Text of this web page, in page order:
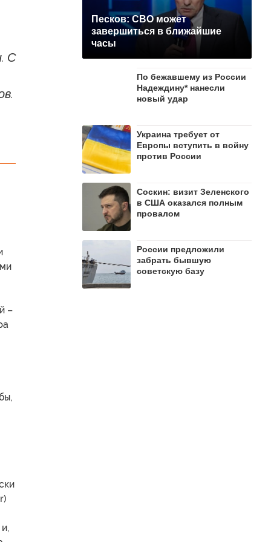
С
–
Песков: СВО может
завершиться в ближайшие
часы
По бежавшему из России
Надеждину* нанесли
новый удар
Украина требует от
Европы вступить в войну
против России
Соскин: визит Зеленского
в США оказался полным
провалом
России предложили
забрать бывшую
советскую базу